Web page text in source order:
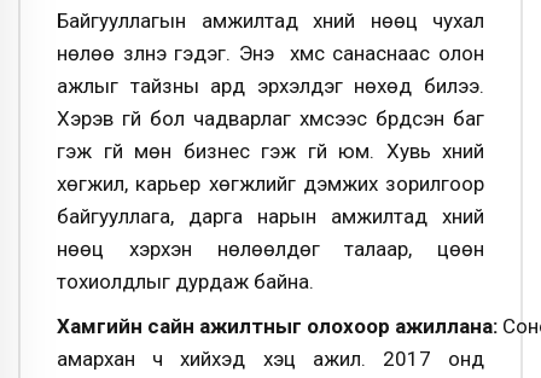
Байгууллагын амжилтад хүний нөөц чухал
нөлөө үзүүлнэ гэдэг. Энэ хүмүүс санаснаас олон
ажлыг тайзны ард эрхэлдэг нөхөд билээ.
Хэрэв үгүй бол чадварлаг хүмүүсээс бүрдсэн баг
гэж үгүй мөн бизнес гэж үгүй юм. Хувь хүний
хөгжил, карьер хөгжлийг дэмжих зорилгоор
байгууллага, дарга нарын амжилтад хүний
нөөц хэрхэн нөлөөлдөг талаар, цөөн
тохиолдлыг дурдаж байна.
Хамгийн сайн ажилтныг олохоор ажиллана:
амархан ч хийхэд хэцүү ажил. 2017 онд